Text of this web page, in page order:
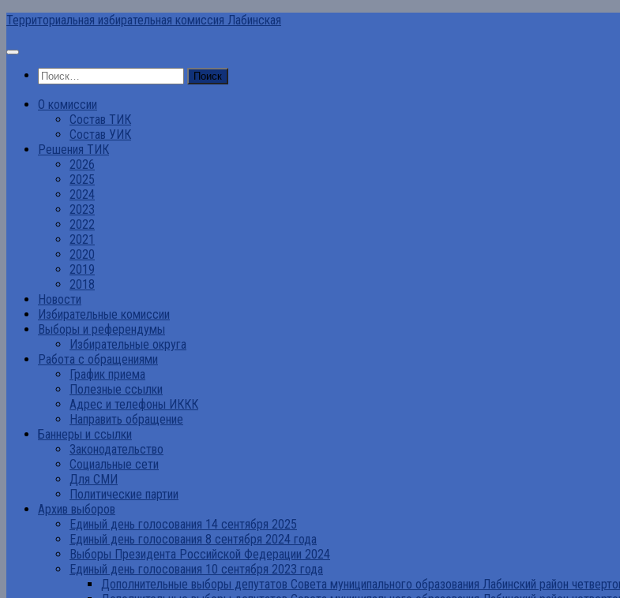
Перейти
содержимому
Территориальная избирательная комиссия Лабинская
Найти:
О комиссии
Состав ТИК
Состав УИК
Решения ТИК
2026
2025
2024
2023
2022
2021
2020
2019
2018
Новости
Избирательные комиссии
Выборы и референдумы
Избирательные округа
Работа с обращениями
График приема
Полезные ссылки
Адрес и телефоны ИККК
Направить обращение
Баннеры и ссылки
Законодательство
Социальные сети
Для СМИ
Политические партии
Архив выборов
Единый день голосования 14 сентября 2025
Единый день голосования 8 сентября 2024 года
Выборы Президента Российской Федерации 2024
Единый день голосования 10 сентября 2023 года
Дополнительные выборы депутатов Совета муниципального образования Лабинский район